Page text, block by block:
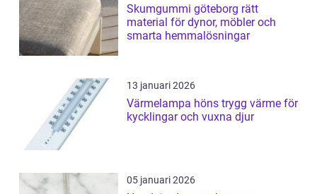
Skumgummi göteborg rätt
material för dynor, möbler och
smarta hemmalösningar
13 januari 2026
Värmelampa höns trygg värme för
kycklingar och vuxna djur
05 januari 2026